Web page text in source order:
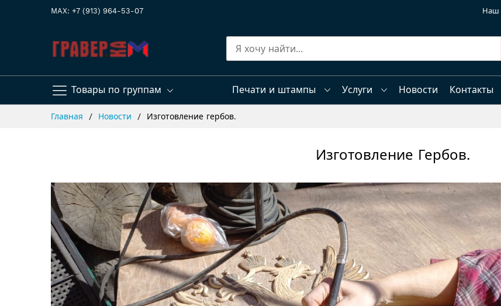
MAX: +7 (913) 964-53-07 Наш
Товары по группам Печати и штампы Услуги Новости
Контакты
Главная Новости Изготовление гербов.
Изготовление Гербов.